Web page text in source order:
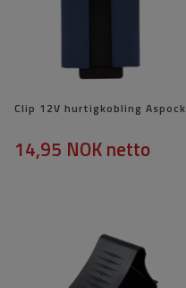
Clip 12V hurtigkobling Aspock
14,95 NOKnetto